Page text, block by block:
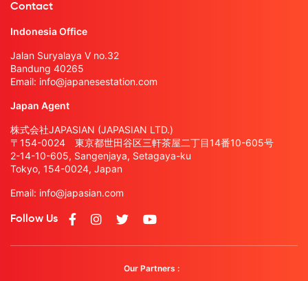
Contact
Indonesia Office
Jalan Suryalaya V no.32
Bandung 40265
Email: info@japanesestation.com
Japan Agent
株式会社JAPASIAN (JAPASIAN LTD.)
〒154-0024 東京都世田谷区三軒茶屋二丁目14番10-605号
2-14-10-605, Sangenjaya, Setagaya-ku
Tokyo, 154-0024, Japan
Email: info@japasian.com
Follow Us
Our Partners :